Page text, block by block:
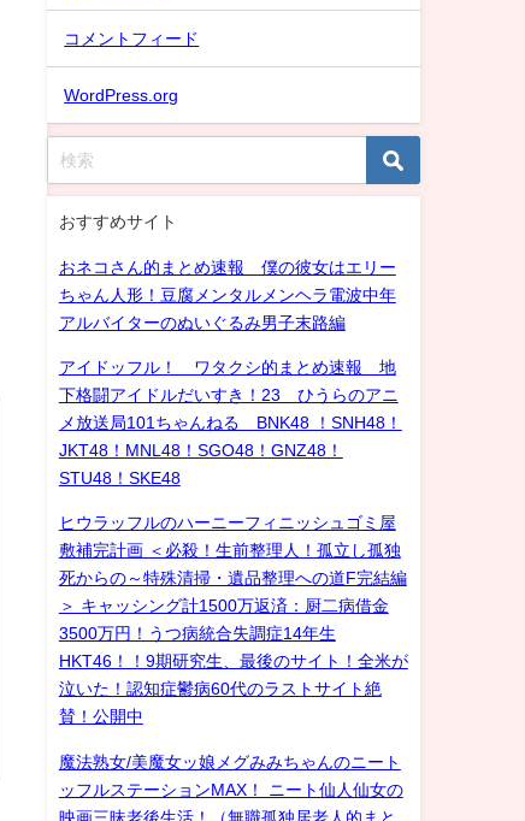
コメントフィード
WordPress.org
おすすめサイト
おネコさん的まとめ速報 僕の彼女はエリー
ちゃん人形！豆腐メンタルメンヘラ電波中年
アルバイターのぬいぐるみ男子末路編
アイドッフル！ ワタクシ的まとめ速報 地
下格闘アイドルだいすき！23 ひうらのアニ
メ放送局101ちゃんねる BNK48 ！SNH48！
JKT48！MNL48！SGO48！GNZ48！
STU48！SKE48
ヒウラッフルのハーニーフィニッシュゴミ屋
敷補完計画 ＜必殺！生前整理人！孤立し孤独
死からの～特殊清掃・遺品整理への道F完結編
＞ キャッシング計1500万返済：厨二病借金
3500万円！うつ病統合失調症14年生
HKT46！！9期研究生、最後のサイト！全米が
泣いた！認知症鬱病60代のラストサイト絶
賛！公開中
魔法熟女/美魔女ッ娘メグみみちゃんのニート
ッフルステーションMAX！ ニート仙人仙女の
映画三昧老後生活！（無職孤独居老人的まと